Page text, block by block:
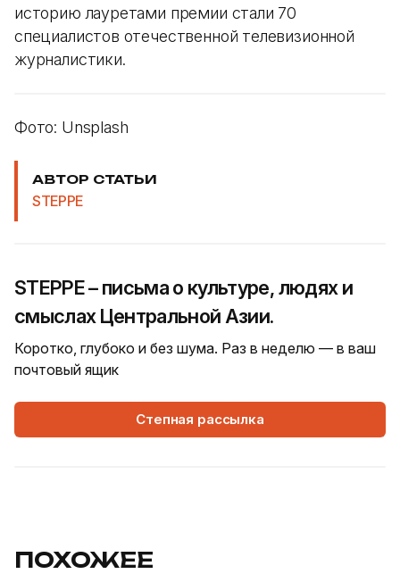
историю лауретами премии стали 70
специалистов отечественной телевизионной
журналистики.
Фото: Unsplash
АВТОР СТАТЬИ
STEPPE
STEPPE – письма о культуре, людях и
смыслах Центральной Азии.
Коротко, глубоко и без шума. Раз в неделю — в ваш
почтовый ящик
Степная рассылка
ПОХОЖЕЕ